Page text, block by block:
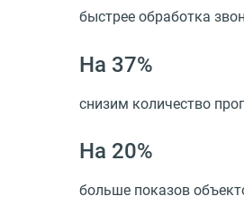
быстрее обработка
На 37%
снизим количество
На 20%
больше показов